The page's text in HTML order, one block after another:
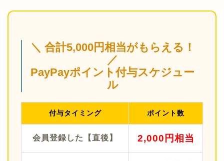
＼ 合計5,000円相当がもらえる！
／
PayPayポイント付与スケジュー
ル
付与タイミング ポイント数
会員登録した【直後】 2,000円相当